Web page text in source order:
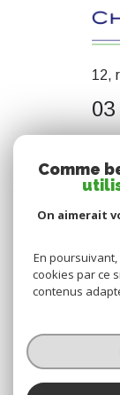
12,
Comme
On aimerait
En
cookies par ce
contenus